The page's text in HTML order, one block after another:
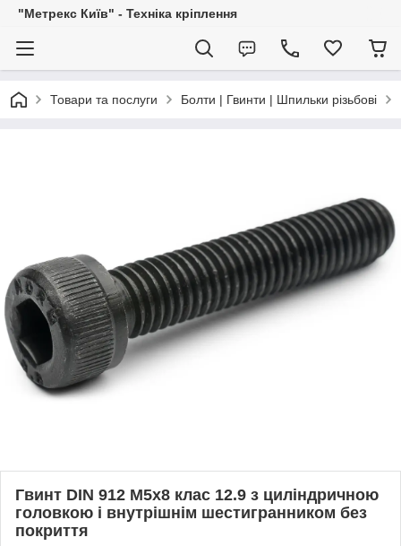
"Метрекс Київ" - Техніка кріплення
Товари та послуги Болти | Гвинти | Шпильки різьбові
Гвинт DIN 912 М5х8 клас 12.9 з циліндричною
головкою і внутрішнім шестигранником без
покриття